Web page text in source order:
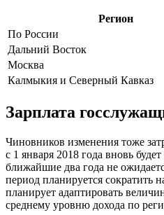
Регион
По России
Дальний Восток
Москва
Калмыкия и Северный Кавказ
Зарплата
Чиновников изменения тоже
с 1 января 2018 года вновь
ближайшие два года не
период планируется сократить
планирует адаптировать
среднему уровню дохода по